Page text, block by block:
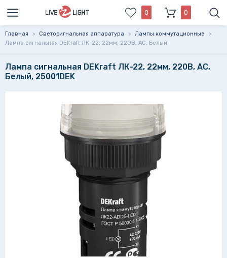
0 0
Главная > Светосигнальная аппаратура > Лампы коммутационные
>
Лампа сигнальная DEKraft ЛК-22, 22мм, 220В, AC, Белый
Лампа сигнальная DEKraft ЛК-22, 22мм, 220В, AC,
Белый, 25001DEK